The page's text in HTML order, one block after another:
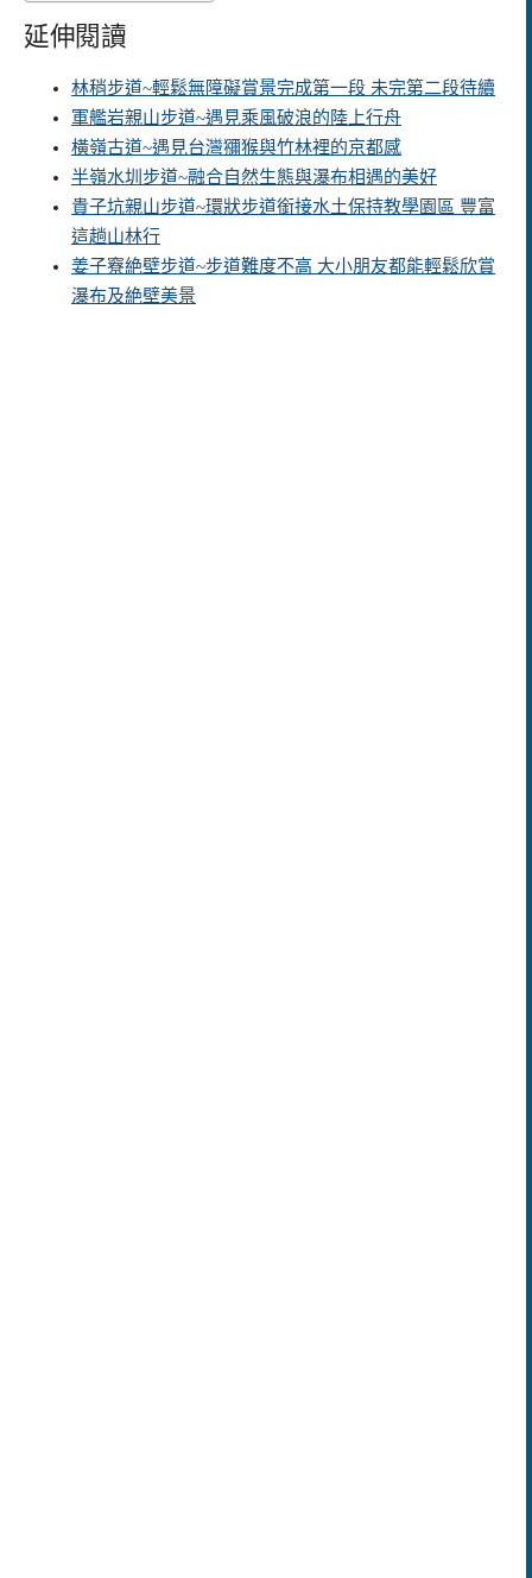
延伸閱讀
林稍步道~輕鬆無障礙賞景完成第一段 未完第二段待續
軍艦岩親山步道~遇見乘風破浪的陸上行舟
橫嶺古道~遇見台灣獼猴與竹林裡的京都感
半嶺水圳步道~融合自然生態與瀑布相遇的美好
貴子坑親山步道~環狀步道銜接水土保持教學園區 豐富
這趟山林行
姜子竂絶壁步道~步道難度不高 大小朋友都能輕鬆欣賞
瀑布及絶壁美景